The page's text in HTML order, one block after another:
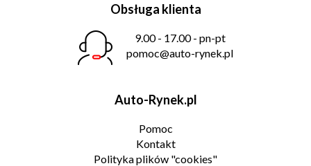
Obsługa klienta
9.00 - 17.00 - pn-pt
pomoc@auto-rynek.pl
Auto-Rynek.pl
Pomoc
Kontakt
Polityka plików "cookies"